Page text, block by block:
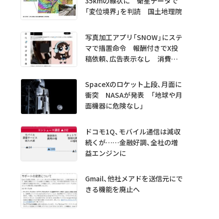
「変位境界」を判読 国土地理院
写真加工アプリ「SNOW」にステ
マで措置命令 報酬付きでX投
稿依頼、広告表示なし 消費者
SpaceXのロケット上段、月面に
衝突 NASAが発表 「地球や月
面機器に危険なし」
ドコモ1Q、モバイル通信は減収
続くが……金融好調、全社の増
益エンジンに
Gmail、他社メアドを送信元にで
きる機能を廃止へ